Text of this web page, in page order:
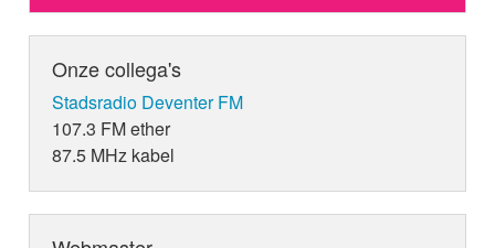
Onze collega's
Stadsradio Deventer FM
107.3 FM ether
87.5 MHz kabel